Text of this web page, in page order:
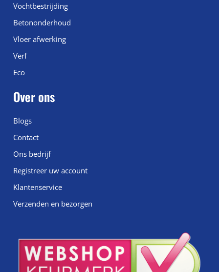
Vochtbestrijding
Betononderhoud
Vloer afwerking
Verf
Eco
Over ons
Blogs
Contact
Ons bedrijf
Registreer uw account
Klantenservice
Verzenden en bezorgen